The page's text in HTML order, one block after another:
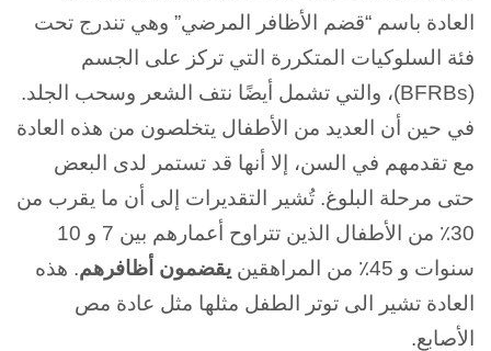
العادة باسم “قضم الأظافر المرضي” وهي تندرج تحت
فئة السلوكيات المتكررة التي تركز على الجسم
(BFRBs)، والتي تشمل أيضًا نتف الشعر وسحب الجلد.
في حين أن العديد من الأطفال يتخلصون من هذه العادة
مع تقدمهم في السن، إلا أنها قد تستمر لدى البعض
حتى مرحلة البلوغ. تُشير التقديرات إلى أن ما يقرب من
30٪ من الأطفال الذين تتراوح أعمارهم بين 7 و 10
سنوات و 45٪ من المراهقين
يقضمون أظافرهم. هذه
العادة تشير الى توتر الطفل مثلها مثل عادة مص
الأصابع.